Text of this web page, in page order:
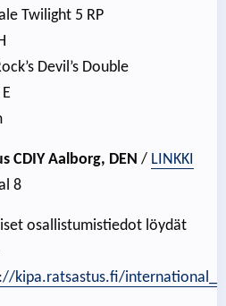
Twilight 5 RP
Devil’s Double
CDIY Aalborg, DEN / LINKKI
8
osallistumistiedot löydät
kipa.ratsastus.fi/